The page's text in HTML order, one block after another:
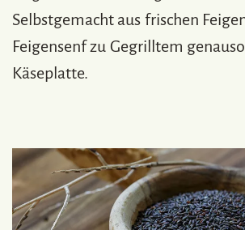
Selbstgemacht aus frischen
Feigensenf zu Gegrilltem
Käseplatte.